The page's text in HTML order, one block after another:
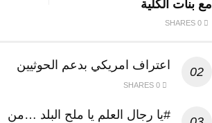
مع بنات الكلية
اعتراف امريكي بدعم الحوثيين
#يا رجال العلم يا ملح البلد …من